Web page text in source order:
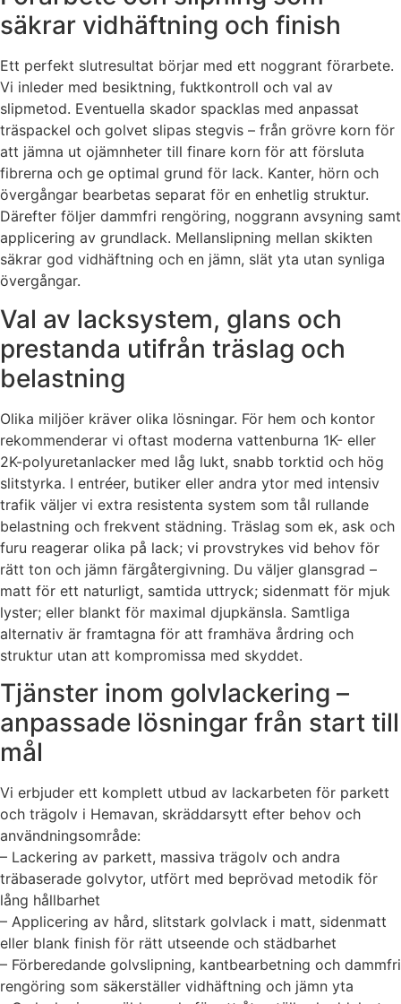
säkrar vidhäftning och finish
Ett perfekt slutresultat börjar med ett noggrant förarbete.
Vi inleder med besiktning, fuktkontroll och val av
slipmetod. Eventuella skador spacklas med anpassat
träspackel och golvet slipas stegvis – från grövre korn för
att jämna ut ojämnheter till finare korn för att försluta
fibrerna och ge optimal grund för lack. Kanter, hörn och
övergångar bearbetas separat för en enhetlig struktur.
Därefter följer dammfri rengöring, noggrann avsyning samt
applicering av grundlack. Mellanslipning mellan skikten
säkrar god vidhäftning och en jämn, slät yta utan synliga
övergångar.
Val av lacksystem, glans och
prestanda utifrån träslag och
belastning
Olika miljöer kräver olika lösningar. För hem och kontor
rekommenderar vi oftast moderna vattenburna 1K- eller
2K-polyuretanlacker med låg lukt, snabb torktid och hög
slitstyrka. I entréer, butiker eller andra ytor med intensiv
trafik väljer vi extra resistenta system som tål rullande
belastning och frekvent städning. Träslag som ek, ask och
furu reagerar olika på lack; vi provstrykes vid behov för
rätt ton och jämn färgåtergivning. Du väljer glansgrad –
matt för ett naturligt, samtida uttryck; sidenmatt för mjuk
lyster; eller blankt för maximal djupkänsla. Samtliga
alternativ är framtagna för att framhäva årdring och
struktur utan att kompromissa med skyddet.
Tjänster inom golvlackering –
anpassade lösningar från start till
mål
Vi erbjuder ett komplett utbud av lackarbeten för parkett
och trägolv i Hemavan, skräddarsytt efter behov och
användningsområde:
– Lackering av parkett, massiva trägolv och andra
träbaserade golvytor, utfört med beprövad metodik för
lång hållbarhet
– Applicering av hård, slitstark golvlack i matt, sidenmatt
eller blank finish för rätt utseende och städbarhet
– Förberedande golvslipning, kantbearbetning och dammfri
rengöring som säkerställer vidhäftning och jämn yta